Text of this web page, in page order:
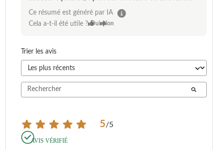
Ce résumé est généré par IA
Cela a-t-il été utile ? Oui Non
Trier les avis
5/5
AVIS VÉRIFIÉ